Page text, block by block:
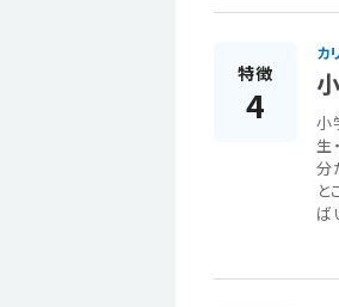
特徴
4
カ
小
生
分
と
ば